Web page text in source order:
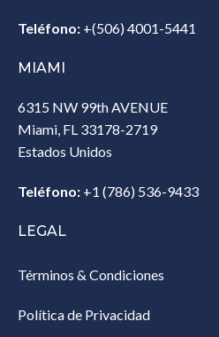
Teléfono: +(506) 4001-5441
MIAMI
6315 NW 99th AVENUE
Miami, FL 33178-2719
Estados Unidos‎
Teléfono: +1 (786) 536-9433‎
LEGAL
Términos & Condiciones
Política de Privacidad